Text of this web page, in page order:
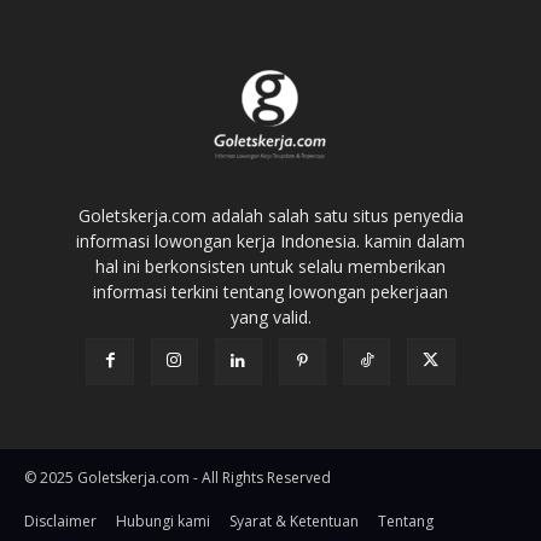
Goletskerja.com adalah salah satu situs penyedia
informasi lowongan kerja Indonesia. kamin dalam
hal ini berkonsisten untuk selalu memberikan
informasi terkini tentang lowongan pekerjaan
yang valid.
© 2025 Goletskerja.com - All Rights Reserved
Disclaimer Hubungi kami Syarat & Ketentuan Tentang